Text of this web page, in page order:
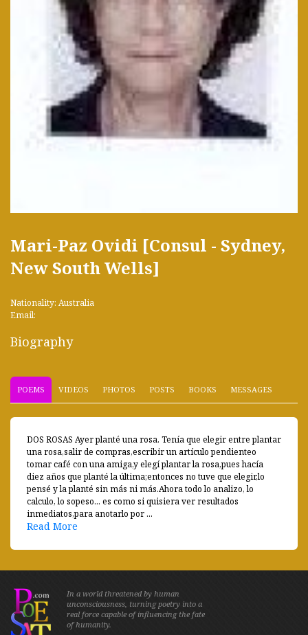
Mari-Paz Ovidi [Consul - Sydney,
New South Wells]
Nationality: Australia
Email:
Biography
POEMS VIDEOS PHOTOS POSTS BOOKS MESSAGES
DOS ROSAS Ayer planté una rosa. Tenía que elegir entre plantar
una rosa,salir de compras,escribir un artículo pendienteo
tomar café con una amiga,y elegí plantar la rosa,pues hacía
diez años que planté la última;entonces no tuve que elegir,lo
pensé y la planté sin más ni más.Ahora todo lo analizo, lo
calculo, lo sopeso... es como si quisiera ver resultados
inmediatos,para anotarlo por ...
Read More
In a world threatened by human
unconsciousness, turning poetry into a
real force capable of influencing the fate
of humanity.